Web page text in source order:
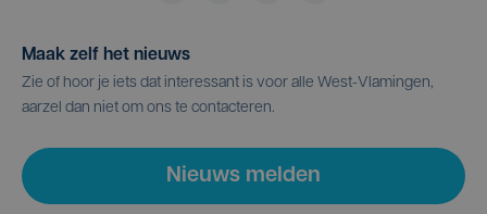
Maak zelf het nieuws
Zie of hoor je iets dat interessant is voor alle West-Vlamingen,
aarzel dan niet om ons te contacteren.
Nieuws melden